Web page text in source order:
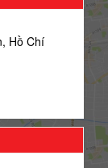
Hồ Chí